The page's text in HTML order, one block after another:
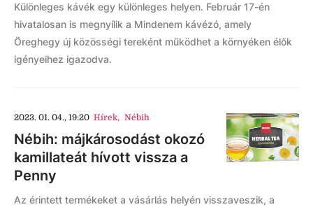
Különleges kávék egy különleges helyen. Február 17-én
hivatalosan is megnyílik a Mindenem kávézó, amely
Öreghegy új közösségi tereként működhet a környéken élők
igényeihez igazodva.
2023. 01. 04., 19:20 Hírek, Nébih
Nébih: májkárosodást okozó
kamillateát hívott vissza a
Penny
Az érintett termékeket a vásárlás helyén visszaveszik, a